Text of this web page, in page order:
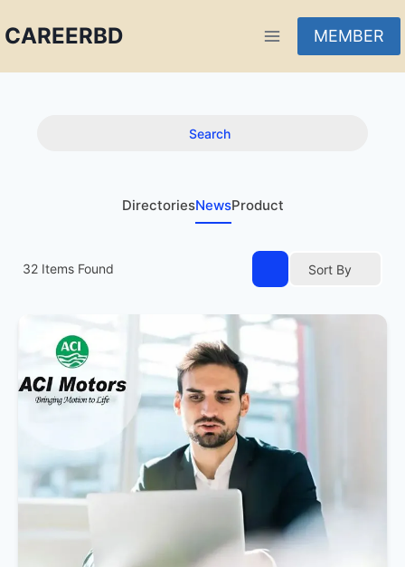
CAREERBD MEMBER
Search
DirectoriesNewsProduct
32 Items Found Sort By